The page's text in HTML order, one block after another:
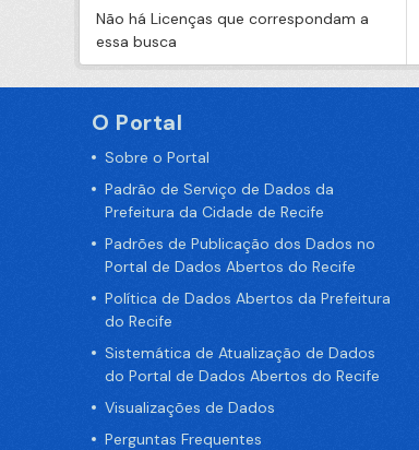
Não há Licenças que correspondam a
essa busca
O Portal
Sobre o Portal
Padrão de Serviço de Dados da
Prefeitura da Cidade de Recife
Padrões de Publicação dos Dados no
Portal de Dados Abertos do Recife
Política de Dados Abertos da Prefeitura
do Recife
Sistemática de Atualização de Dados
do Portal de Dados Abertos do Recife
Visualizações de Dados
Perguntas Frequentes